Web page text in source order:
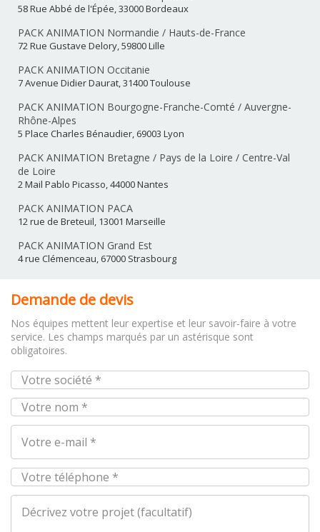
58 Rue Abbé de l'Épée, 33000 Bordeaux
PACK ANIMATION Normandie / Hauts-de-France
72 Rue Gustave Delory, 59800 Lille
PACK ANIMATION Occitanie
7 Avenue Didier Daurat, 31400 Toulouse
PACK ANIMATION Bourgogne-Franche-Comté / Auvergne-
Rhône-Alpes
5 Place Charles Bénaudier, 69003 Lyon
PACK ANIMATION Bretagne / Pays de la Loire / Centre-Val
de Loire
2 Mail Pablo Picasso, 44000 Nantes
PACK ANIMATION PACA
12 rue de Breteuil, 13001 Marseille
PACK ANIMATION Grand Est
4 rue Clémenceau, 67000 Strasbourg
Demande de devis
Nos équipes mettent leur expertise et leur savoir-faire à votre
service. Les champs marqués par un astérisque sont
obligatoires.